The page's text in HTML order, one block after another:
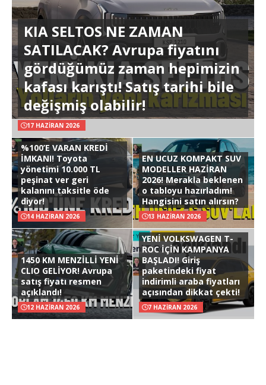
KIA SELTOS NE ZAMAN
SATILACAK? Avrupa fiyatını
gördüğümüz zaman hepimizin
kafası karıştı! Satış tarihi bile
değişmiş olabilir!
17 HAZIRAN 2026
%100’E VARAN KREDİ
İMKANI! Toyota
yönetimi 10.000 TL
peşinat ver geri
kalanını taksitle öde
diyor!
14 HAZIRAN 2026
EN UCUZ KOMPAKT SUV
MODELLER HAZİRAN
2026! Merakla beklenen
o tabloyu hazırladım!
Hangisini satın alırsın?
13 HAZIRAN 2026
1450 KM MENZİLLİ YENİ
CLIO GELİYOR! Avrupa
satış fiyatı resmen
açıklandı!
12 HAZIRAN 2026
YENİ VOLKSWAGEN T-
ROC İÇİN KAMPANYA
BAŞLADI! Giriş
paketindeki fiyat
indirimli araba fiyatları
açısından dikkat çekti!
7 HAZIRAN 2026